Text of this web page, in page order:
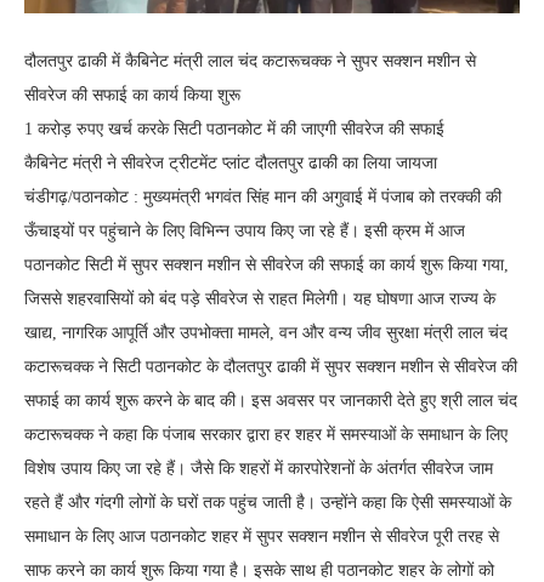
दौलतपुर ढाकी में कैबिनेट मंत्री लाल चंद कटारूचक्क ने सुपर सक्शन मशीन से
सीवरेज की सफाई का कार्य किया शुरू
1 करोड़ रुपए खर्च करके सिटी पठानकोट में की जाएगी सीवरेज की सफाई
कैबिनेट मंत्री ने सीवरेज ट्रीटमेंट प्लांट दौलतपुर ढाकी का लिया जायजा
चंडीगढ़/पठानकोट : मुख्यमंत्री भगवंत सिंह मान की अगुवाई में पंजाब को तरक्की की
ऊँचाइयों पर पहुंचाने के लिए विभिन्न उपाय किए जा रहे हैं। इसी क्रम में आज
पठानकोट सिटी में सुपर सक्शन मशीन से सीवरेज की सफाई का कार्य शुरू किया गया,
जिससे शहरवासियों को बंद पड़े सीवरेज से राहत मिलेगी। यह घोषणा आज राज्य के
खाद्य, नागरिक आपूर्ति और उपभोक्ता मामले, वन और वन्य जीव सुरक्षा मंत्री लाल चंद
कटारूचक्क ने सिटी पठानकोट के दौलतपुर ढाकी में सुपर सक्शन मशीन से सीवरेज की
सफाई का कार्य शुरू करने के बाद की। इस अवसर पर जानकारी देते हुए श्री लाल चंद
कटारूचक्क ने कहा कि पंजाब सरकार द्वारा हर शहर में समस्याओं के समाधान के लिए
विशेष उपाय किए जा रहे हैं। जैसे कि शहरों में कारपोरेशनों के अंतर्गत सीवरेज जाम
रहते हैं और गंदगी लोगों के घरों तक पहुंच जाती है। उन्होंने कहा कि ऐसी समस्याओं के
समाधान के लिए आज पठानकोट शहर में सुपर सक्शन मशीन से सीवरेज पूरी तरह से
साफ करने का कार्य शुरू किया गया है। इसके साथ ही पठानकोट शहर के लोगों को